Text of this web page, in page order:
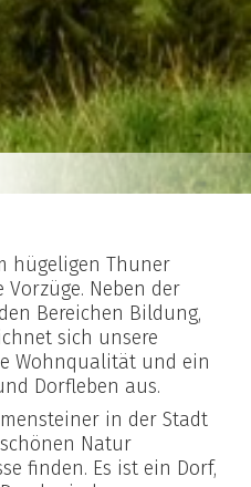
hügeligen Thuner
Vorzüge. Neben der
Bereichen Bildung,
sich unsere
Wohnqualität und ein
Dorfleben aus.
in der Stadt
Natur
finden. Es ist ein Dorf,